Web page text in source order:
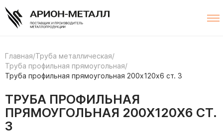
Главная/Труба металлическая/
Труба профильная прямоугольная/
Труба профильная прямоугольная 200х120х6 ст. 3
ТРУБА ПРОФИЛЬНАЯ
ПРЯМОУГОЛЬНАЯ 200Х120Х6 СТ.
3